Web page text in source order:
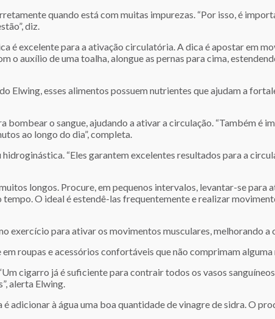
quando está com muitas impurezas. “Por isso, é
diz.
é excelente para a ativação circulatória. A dica é apostar em
o auxílio de uma toalha, alongue as pernas para cima,
Elwing, esses alimentos possuem nutrientes que ajudam a
bombear o sangue, ajudando a ativar a circulação. “Também é
ao longo do dia”, completa.
“Eles garantem excelentes resultados para a
longos. Procure, em pequenos intervalos, levantar-se para
O ideal é estendê-las frequentemente e realizar
exercício para ativar os movimentos musculares, melhorando a
roupas e acessórios confortáveis que não comprimam
cigarro já é suficiente para contrair todos os vasos
alerta Elwing.
adicionar à água uma boa quantidade de vinagre de sidra. O